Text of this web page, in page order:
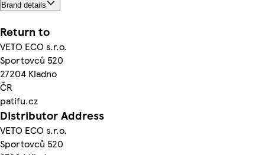
Brand details
Return to
VETO ECO s.r.o.
Sportovců 520
27204 Kladno
ČR
patifu.cz
Distributor Address
VETO ECO s.r.o.
Sportovců 520